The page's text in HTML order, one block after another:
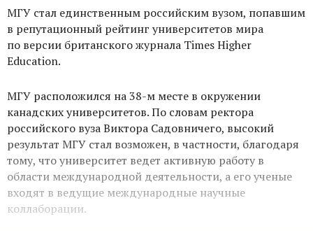
МГУ стал единственным российским вузом, попавшим
в репутационный рейтинг университетов мира
по версии британского журнала Times Higher
Education.
МГУ расположился на 38-м месте в окружении
канадских университетов. По словам ректора
российского вуза Виктора Садовничего, высокий
результат МГУ стал возможен, в частности, благодаря
тому, что университет ведет активную работу в
области международной деятельности, а его ученые
входят в ведущие международные научные
коллаборации.